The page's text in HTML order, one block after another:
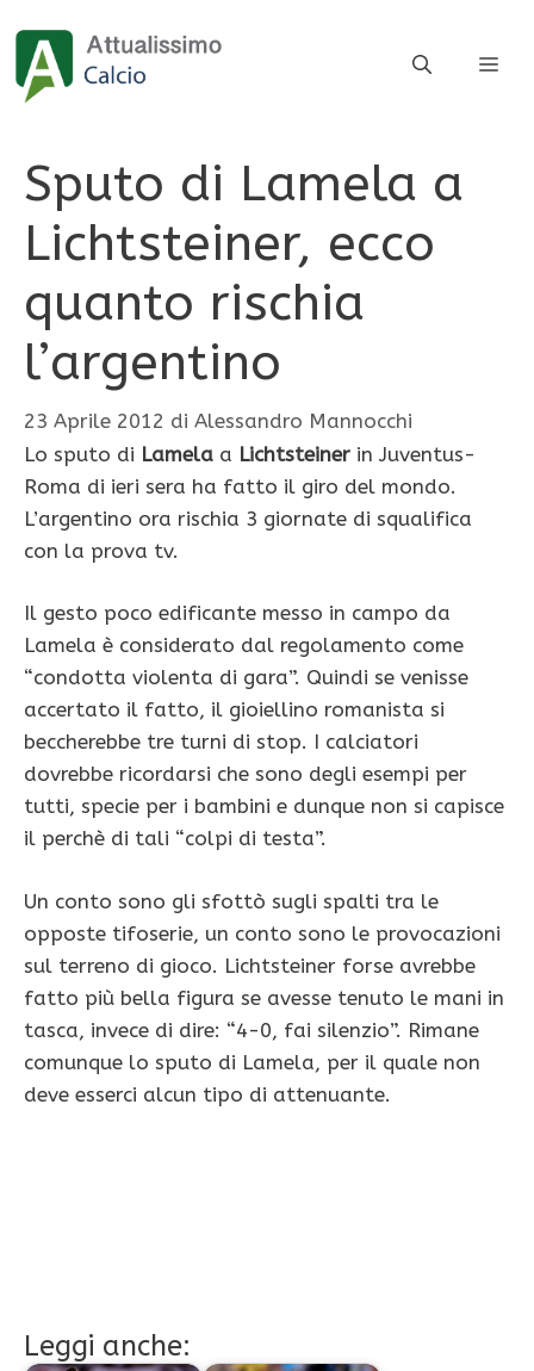
contenuto
Sputo di Lamela a
Lichtsteiner, ecco
quanto rischia
l’argentino
23 Aprile 2012 di Alessandro Mannocchi
Lo sputo di Lamela a Lichtsteiner in Juventus-
Roma di ieri sera ha fatto il giro del mondo.
L’argentino ora rischia 3 giornate di squalifica
con la prova tv.
Il gesto poco edificante messo in campo da
Lamela è considerato dal regolamento come
“condotta violenta di gara”. Quindi se venisse
accertato il fatto, il gioiellino romanista si
beccherebbe tre turni di stop. I calciatori
dovrebbe ricordarsi che sono degli esempi per
tutti, specie per i bambini e dunque non si capisce
il perchè di tali “colpi di testa”.
Un conto sono gli sfottò sugli spalti tra le
opposte tifoserie, un conto sono le provocazioni
sul terreno di gioco. Lichtsteiner forse avrebbe
fatto più bella figura se avesse tenuto le mani in
tasca, invece di dire: “4-0, fai silenzio”. Rimane
comunque lo sputo di Lamela, per il quale non
deve esserci alcun tipo di attenuante.
Leggi anche: